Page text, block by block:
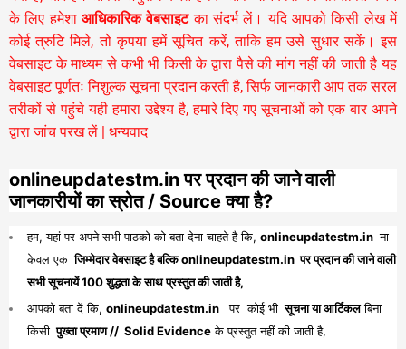
के लिए हमेशा आधिकारिक वेबसाइटका संदर्भ लें। यदि आपको किसी लेख में
कोई त्रुटि मिले, तो कृपया हमें सूचित करें, ताकि हम उसे सुधार सकें। इस
वेबसाइट के माध्यम से कभी भी किसी के द्वारा पैसे की मांग नहीं की जाती है यह
वेबसाइट पूर्णतः निशुल्क सूचना प्रदान करती है,सिर्फ जानकारी आप तक सरल
तरीकों से पहुंचे यही हमारा उद्देश्य है, हमारे दिए गए सूचनाओं को एक बार अपने
द्वारा जांच परख लें | धन्यवाद
onlineupdatestm.in पर प्रदान की जाने वाली
जानकारीयों का स्रोत / Source क्या है?
हम, यहां पर अपने सभी पाठको को बता देना चाहते है कि, onlineupdatestm.in ना
केवल एक जिम्मेदार वेबसाइट है बल्कि onlineupdatestm.in पर प्रदान की जाने वाली
सभी सूचनायें 100 शुद्धता के साथ प्रस्तुत की जाती है,
आपको बता दें कि, onlineupdatestm.in पर कोई भी सूचना या आर्टिकलबिना
किसी पुख्ता प्रमाण // Solid Evidenceके प्रस्तुत नहीं की जाती है,